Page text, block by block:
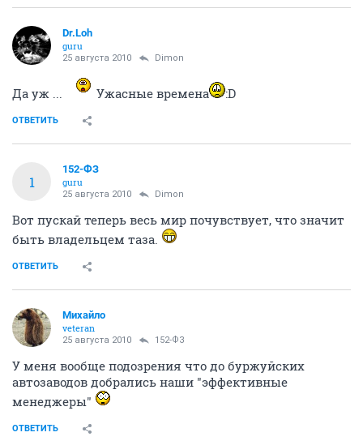
Dr.Loh
guru
25 августа 2010 Dimon
Да уж ... Ужасные времена :D
ОТВЕТИТЬ
1
152-ФЗ
guru
25 августа 2010 Dimon
Вот пускай теперь весь мир почувствует, что значит
быть владельцем таза.
ОТВЕТИТЬ
Михайло
veteran
25 августа 2010 152-ФЗ
У меня вообще подозрения что до буржуйских
автозаводов добрались наши "эффективные
менеджеры"
ОТВЕТИТЬ